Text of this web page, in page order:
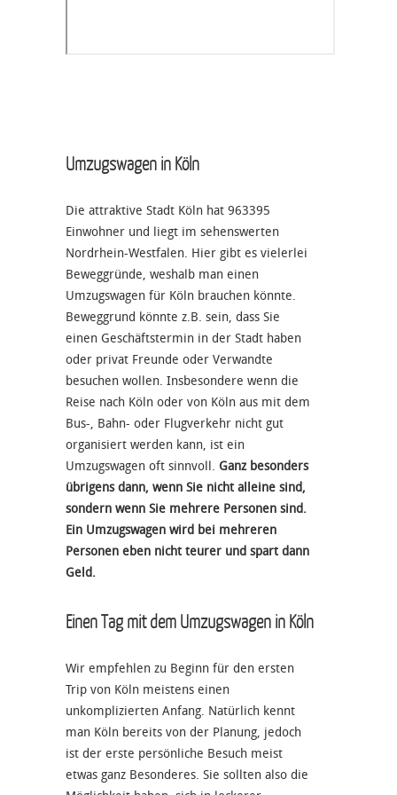
Umzugswagen in Köln
Die attraktive Stadt Köln hat 963395
Einwohner und liegt im sehenswerten
Nordrhein-Westfalen. Hier gibt es vielerlei
Beweggründe, weshalb man einen
Umzugswagen für Köln brauchen könnte.
Beweggrund könnte z.B. sein, dass Sie
einen Geschäftstermin in der Stadt haben
oder privat Freunde oder Verwandte
besuchen wollen. Insbesondere wenn die
Reise nach Köln oder von Köln aus mit dem
Bus-, Bahn- oder Flugverkehr nicht gut
organisiert werden kann, ist ein
Umzugswagen oft sinnvoll. Ganz besonders
übrigens dann, wenn Sie nicht alleine sind,
sondern wenn Sie mehrere Personen sind.
Ein Umzugswagen wird bei mehreren
Personen eben nicht teurer und spart dann
Geld.
Einen Tag mit dem Umzugswagen in Köln
Wir empfehlen zu Beginn für den ersten
Trip von Köln meistens einen
unkomplizierten Anfang. Natürlich kennt
man Köln bereits von der Planung, jedoch
ist der erste persönliche Besuch meist
etwas ganz Besonderes. Sie sollten also die